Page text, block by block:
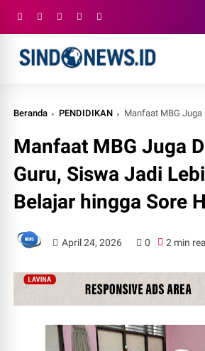
Beranda PENDIDIKAN Manfaat MBG Juga Dirasakan Guru,
Manfaat MBG Juga
Guru, Siswa Jadi
Belajar hingga Sore
April 24, 2026 0 2 min